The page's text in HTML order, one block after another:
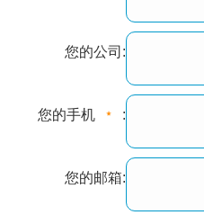
您的公司:
您的手机 :
您的邮箱: